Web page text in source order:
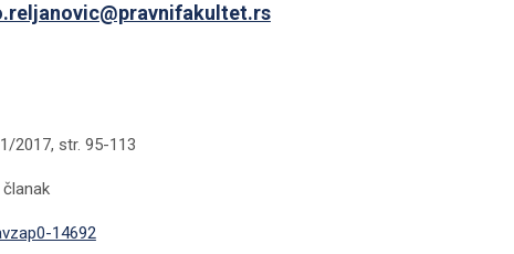
2017, str. 95-113
članak
14692